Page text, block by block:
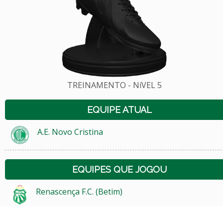
TREINAMENTO - NíVEL 5
EQUIPE ATUAL
A.E. Novo Cristina
EQUIPES QUE JOGOU
Renascença F.C. (Betim)